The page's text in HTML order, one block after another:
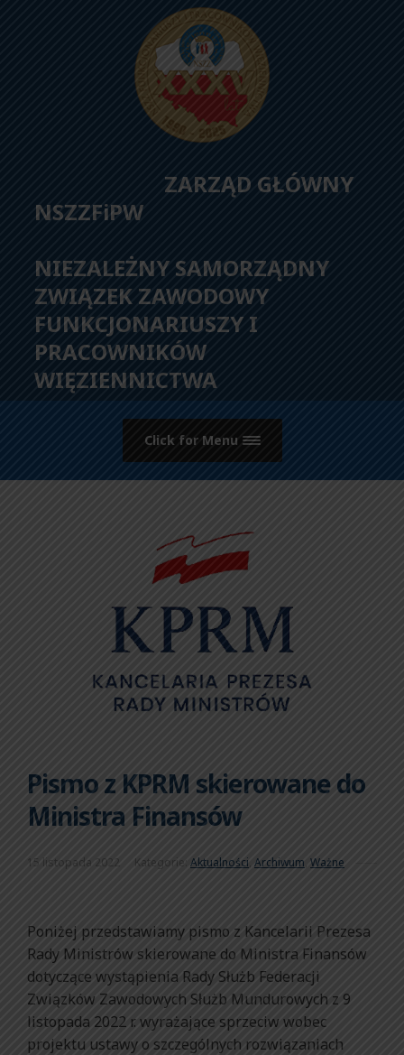
ZARZĄD GŁÓWNY
NSZZFiPW
NIEZALEŻNY SAMORZĄDNY
ZWIĄZEK ZAWODOWY
FUNKCJONARIUSZY I
PRACOWNIKÓW
WIĘZIENNICTWA
Click for Menu
Pismo z KPRM skierowane do
Ministra Finansów
15 listopada 2022 Kategorie: Aktualności, Archiwum Ważne
Poniżej przedstawiamy pismo z Kancelarii Prezesa
Rady Ministrów skierowane do Ministra Finansów
dotyczące wystąpienia Rady Służb Federacji
Związków Zawodowych Służb Mundurowych z 9
listopada 2022 r. wyrażające sprzeciw wobec
projektu ustawy o szczególnych rozwiązaniach